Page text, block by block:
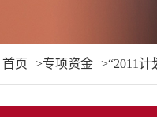
首页 专项资金 “2011计